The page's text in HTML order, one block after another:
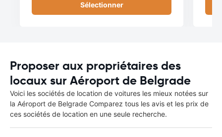
Sélectionner
Proposer aux propriétaires des
locaux sur Aéroport de Belgrade
Voici les sociétés de location de voitures les mieux notées sur
la Aéroport de Belgrade Comparez tous les avis et les prix de
ces sociétés de location en une seule recherche.